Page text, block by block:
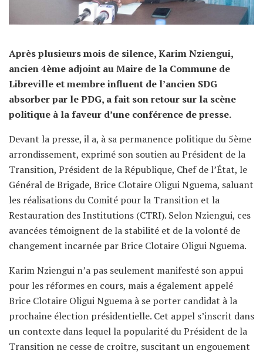
Après plusieurs mois de silence, Karim Nziengui,
ancien 4ème adjoint au Maire de la Commune de
Libreville et membre influent de l’ancien SDG
absorber par le PDG, a fait son retour sur la scène
politique à la faveur d’une conférence de presse.
Devant la presse, il a, à sa permanence politique du 5ème
arrondissement, exprimé son soutien au Président de la
Transition, Président de la République, Chef de l’État, le
Général de Brigade, Brice Clotaire Oligui Nguema, saluant
les réalisations du Comité pour la Transition et la
Restauration des Institutions (CTRI). Selon Nziengui, ces
avancées témoignent de la stabilité et de la volonté de
changement incarnée par Brice Clotaire Oligui Nguema.
Karim Nziengui n’a pas seulement manifesté son appui
pour les réformes en cours, mais a également appelé
Brice Clotaire Oligui Nguema à se porter candidat à la
prochaine élection présidentielle. Cet appel s’inscrit dans
un contexte dans lequel la popularité du Président de la
Transition ne cesse de croître, suscitant un engouement